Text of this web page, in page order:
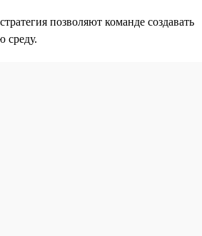
позволяют команде создавать
среду.